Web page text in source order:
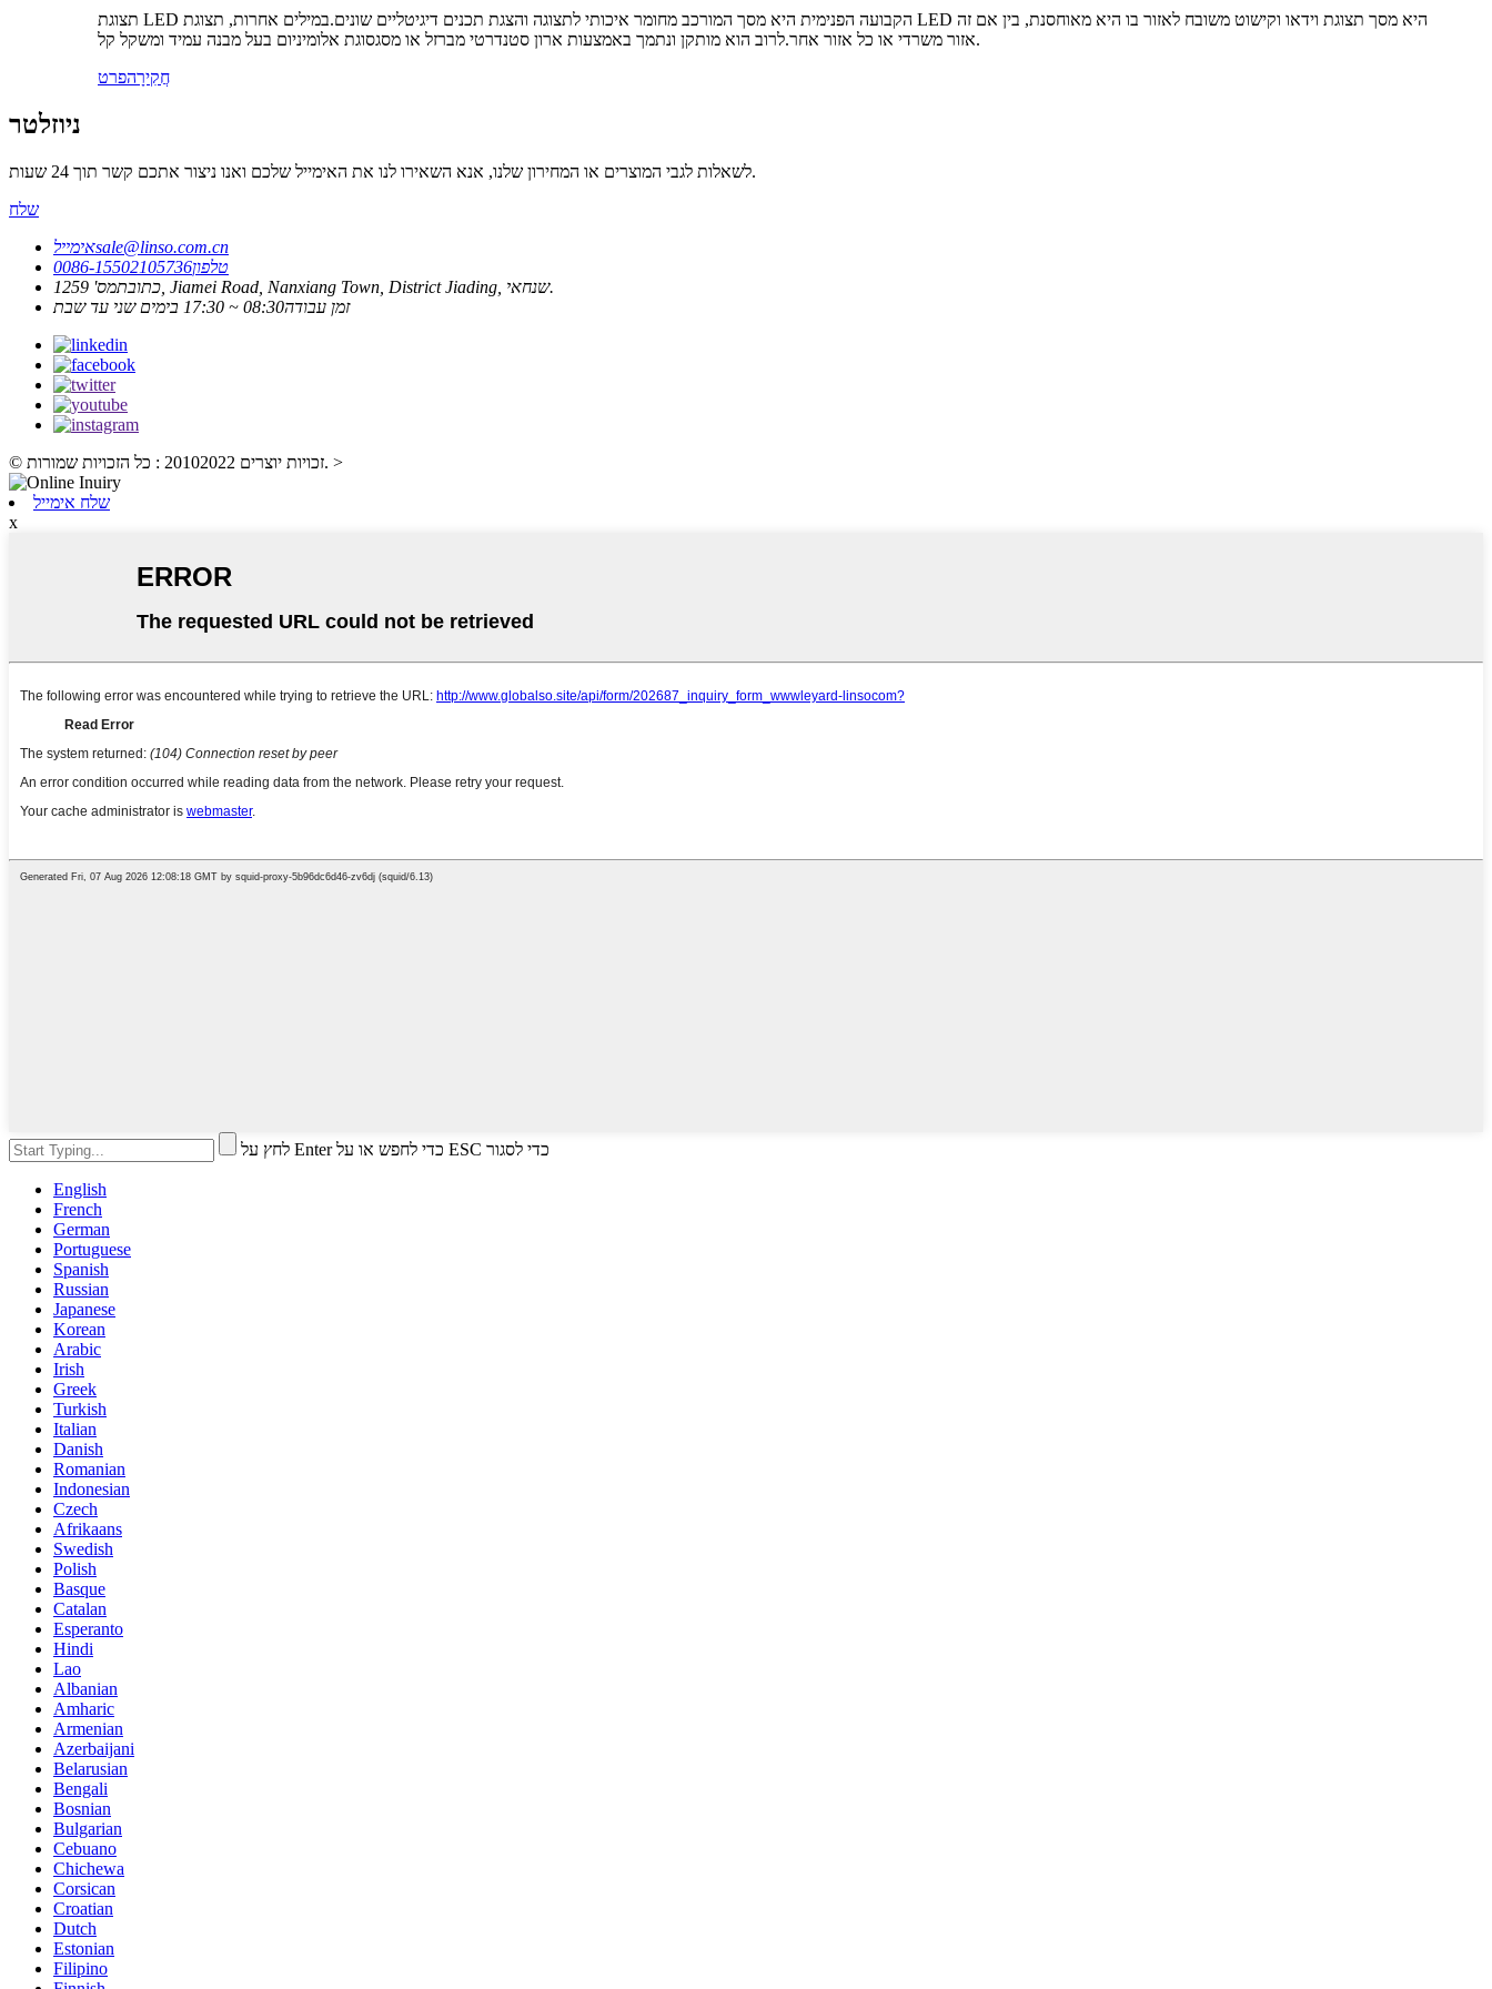
תצוגת LED הקבועה הפנימית היא מסך המורכב מחומר איכותי לתצוגה והצגת תכנים דיגיטליים שונים.במילים אחרות, תצוגת LED היא מסך תצוגת וידאו וקישוט משובח לאזור בו היא מאוחסנת, בין אם זה
אזור משרדי או כל אזור אחר.לרוב הוא מותקן ונתמך באמצעות ארון סטנדרטי מברזל או מסגסוגת אלומיניום בעל מבנה עמיד ומשקל קל.
חֲקִירָהפרט
ניוזלטר
לשאלות לגבי המוצרים או המחירון שלנו, אנא השאירו לנו את האימייל שלכם ואנו ניצור אתכם קשר תוך 24 שעות.
שלח
אימיילsale@linso.com.cn
טלפון0086-15502105736
כתובת
מס' 1259, Jiamei Road, Nanxiang Town, District Jiading, שנחאי.
זמן עבודה08:30 ~ 17:30 בימים שני עד שבת
© זכויות יוצרים 20102022 : כל הזכויות שמורות. >
שלח אימייל
x
לחץ על Enter כדי לחפש או על ESC כדי לסגור
English
French
German
Portuguese
Spanish
Russian
Japanese
Korean
Arabic
Irish
Greek
Turkish
Italian
Danish
Romanian
Indonesian
Czech
Afrikaans
Swedish
Polish
Basque
Catalan
Esperanto
Hindi
Lao
Albanian
Amharic
Armenian
Azerbaijani
Belarusian
Bengali
Bosnian
Bulgarian
Cebuano
Chichewa
Corsican
Croatian
Dutch
Estonian
Filipino